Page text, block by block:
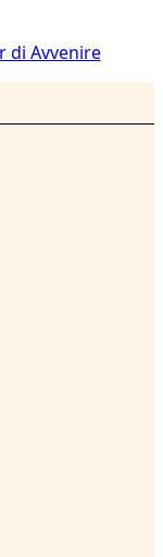
di Avvenire